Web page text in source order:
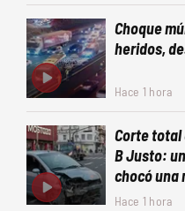
Choque
heridos,
Hace 1 hora
Corte total
B Justo:
chocó una
Hace 1 hora